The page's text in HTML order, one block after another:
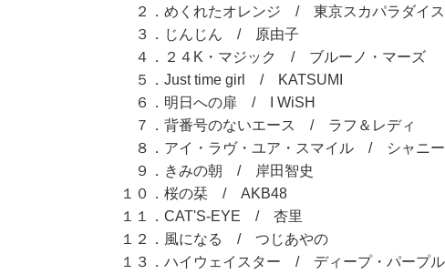
２．めくれたオレンジ / 東京スカパラダイス
３．じんじん / 原由子
４．２４K・マジック / ブルーノ・マーズ
５．Just time girl / KATSUMI
６．明日への扉 / I WiSH
７．背番号のないエース / ラフ＆レディ
８．アイ・ラヴ・ユア・スマイル / シャニー
９．きみの朝 / 岸田智史
１０．桜の栞 / AKB48
１１．CAT'S-EYE / 杏里
１２．風になる / つじあやの
１３．ハイウェイスター / ディープ・パープル